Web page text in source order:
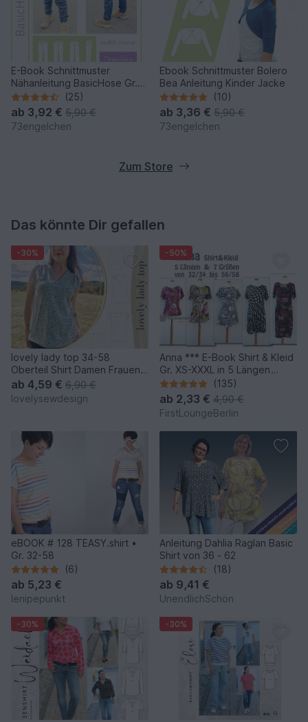
E-Book Schnittmuster
Nähanleitung BasicHose Gr.
74-164
(25)
ab 3,92 € 5,90 €
73engelchen
Ebook Schnittmuster Bolero
Bea Anleitung Kinder Jacke
(10)
ab 3,36 € 5,90 €
73engelchen
Zum Store
Das könnte Dir gefallen
-30%
lovely lady top 34-58
Oberteil Shirt Damen Frauen
Schnittmuster Businesstop
ab 4,59 € 6,90 €
lovelysewdesign
-50%
Anna *** E-Book Shirt & Kleid
Gr. XS-XXXL in 5 Längen
Nähanleitung mit
Schnittmuster Design von
firstloungeberlin
(135)
ab 2,33 € 4,90 €
FirstLoungeBerlin
eBOOK # 128 TEASY.shirt •
Gr. 32-58
(6)
ab 5,23 €
lenipepunkt
Anleitung Dahlia Raglan Basic
Shirt von 36 - 62
(18)
ab 9,41 €
UnendlichSchön
-30% -30%